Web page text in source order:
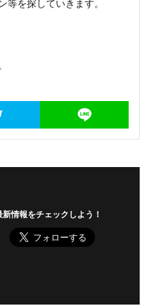
等を探していきます。
新情報をチェックしよう！